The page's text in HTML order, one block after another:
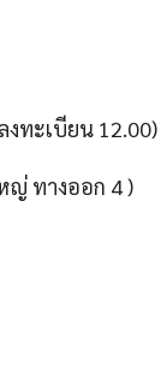
งทะเบียน 12.00)
ญ่ ทางออก 4 )